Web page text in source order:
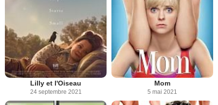
Lilly et l'Oiseau
24 septembre 2021
Mom
5 mai 2021